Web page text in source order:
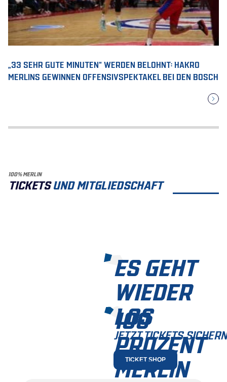
„33 SEHR GUTE MINUTEN“ WERDEN BELOHNT: HAKRO
MERLINS GEWINNEN OFFENSIVSPEKTAKEL BEI DEN BOSCH
100% MERLIN
TICKETSUND MITGLIEDSCHAFT
ES GEHT
WIEDER
LOS
JETZT TICKETS SICHERN
TICKET SHOP
100
PROZENT
MERLIN